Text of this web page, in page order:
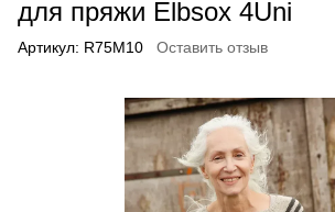
для пряжи Elbsox 4Uni
Артикул: R75M10 Оставить отзыв